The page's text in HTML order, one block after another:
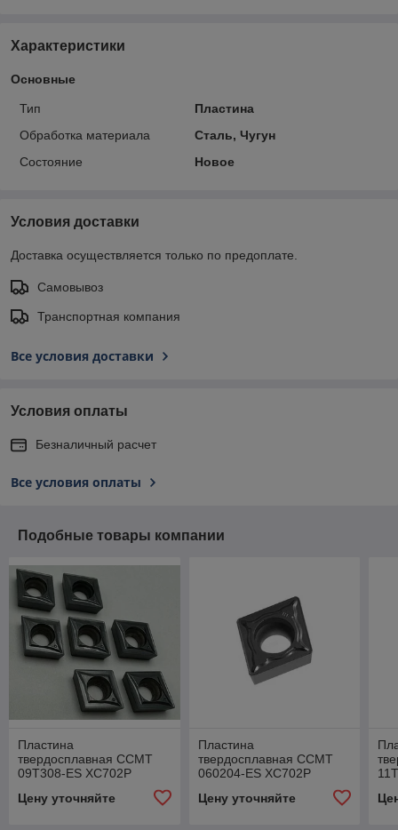
Характеристики
Основные
Тип
Пластина
Обработка материала
Сталь, Чугун
Состояние
Новое
Условия доставки
Доставка осуществляется только по предоплате.
Самовывоз
Транспортная компания
Все условия доставки
Условия оплаты
Безналичный расчет
Все условия оплаты
Подобные товары компании
Пластина
твердосплавная CCMT
09T308-ES XC702P
Цену уточняйте
Пластина
твердосплавная CCMT
060204-ES XC702P
Цену уточняйте